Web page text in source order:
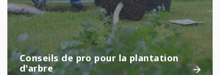
Conseils de pro pour la plantation
d'arbre